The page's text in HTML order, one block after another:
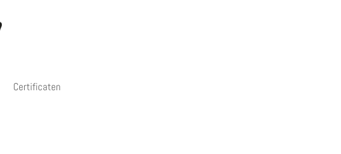
Certificaten